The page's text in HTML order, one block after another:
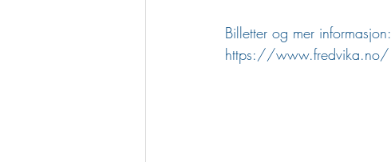
Billetter og mer informasjon:
https://www.fredvika.no/